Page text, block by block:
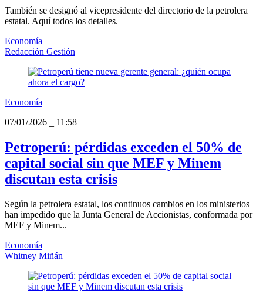
También se designó al vicepresidente del directorio de la petrolera
estatal. Aquí todos los detalles.
Economía
Redacción Gestión
Economía
07/01/2026
11:58
Petroperú: pérdidas exceden el 50% de
capital social sin que MEF y Minem
discutan esta crisis
Según la petrolera estatal, los continuos cambios en los ministerios
han impedido que la Junta General de Accionistas, conformada por
MEF y Minem...
Economía
Whitney Miñán